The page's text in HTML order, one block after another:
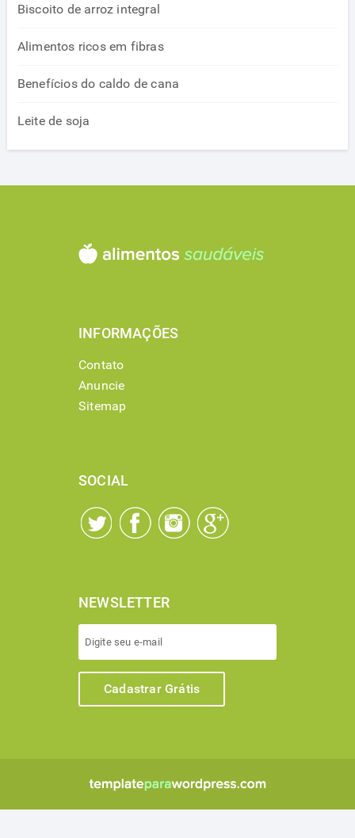
Biscoito de arroz integral
Alimentos ricos em fibras
Benefícios do caldo de cana
Leite de soja
INFORMAÇÕES
Contato
Anuncie
Sitemap
SOCIAL
NEWSLETTER